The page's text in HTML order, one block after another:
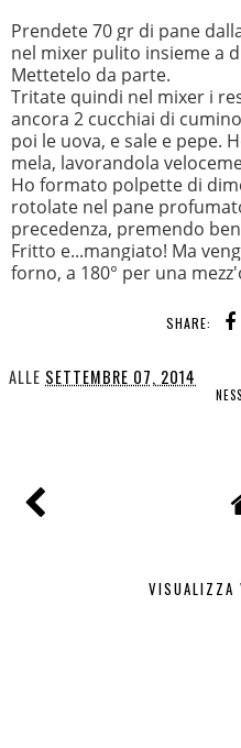
Prendete 70 gr di pane
nel mixer pulito insieme a
Mettetelo da parte.
Tritate quindi nel mixer i
ancora 2 cucchiai di
poi le uova, e sale e pepe.
mela, lavorandola
Ho formato polpette di
rotolate nel pane
precedenza, premendo
Fritto e...mangiato! Ma
forno, a 180° per una
SHARE:
ALLE SETTEMBRE 07, 2014
VISUALIZZA